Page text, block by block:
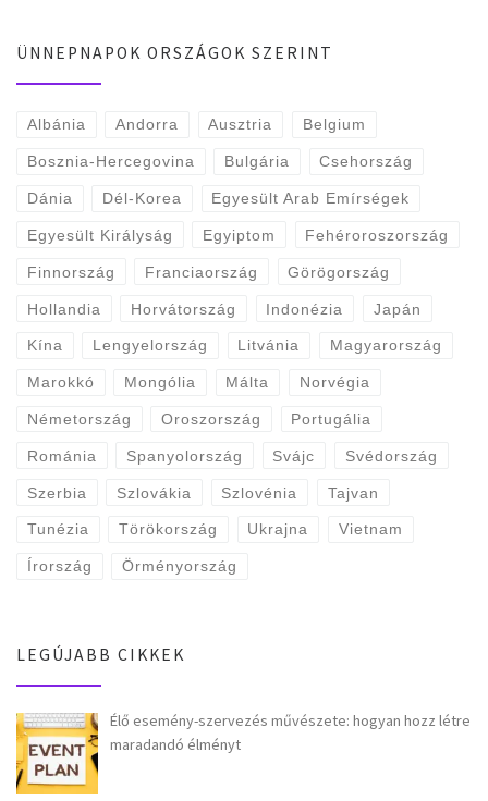
ÜNNEPNAPOK ORSZÁGOK SZERINT
Albánia Andorra Ausztria Belgium
Bosznia-Hercegovina Bulgária Csehország
Dánia Dél-Korea Egyesült Arab Emírségek
Egyesült Királyság Egyiptom Fehéroroszország
Finnország Franciaország Görögország
Hollandia Horvátország Indonézia Japán
Kína Lengyelország Litvánia Magyarország
Marokkó Mongólia Málta Norvégia
Németország Oroszország Portugália
Románia Spanyolország Svájc Svédország
Szerbia Szlovákia Szlovénia Tajvan
Tunézia Törökország Ukrajna Vietnam
Írország Örményország
LEGÚJABB CIKKEK
Élő esemény-szervezés művészete: hogyan hozz létre
maradandó élményt